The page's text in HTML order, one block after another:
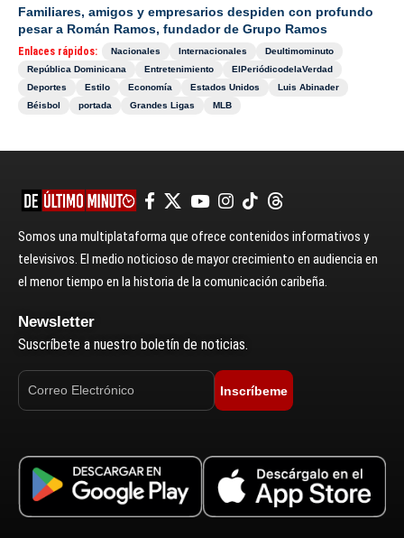
Familiares, amigos y empresarios despiden con profundo
pesar a Román Ramos, fundador de Grupo Ramos
Enlaces rápidos: Nacionales Internacionales
Deultimominuto
República Dominicana
Entretenimiento
ElPeriódicodelaVerdad
Deportes
Estilo Economía Estados Unidos
Luis Abinader
Béisbol
portada Grandes Ligas MLB
Somos una multiplataforma que ofrece contenidos informativos y
televisivos. El medio noticioso de mayor crecimiento en audiencia en
el menor tiempo en la historia de la comunicación caribeña.
Newsletter
Suscríbete a nuestro boletín de noticias.
Inscríbeme